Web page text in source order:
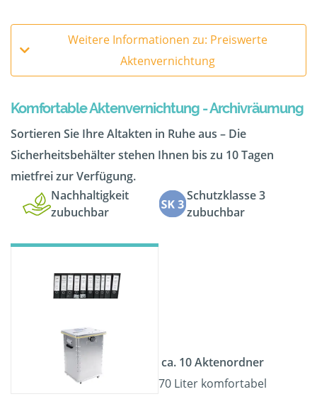
Weitere Informationen zu: Preiswerte
Aktenvernichtung
Komfortable Aktenvernichtung - Archivräumung
Sortieren Sie Ihre Altakten in Ruhe aus – Die
Sicherheitsbehälter stehen Ihnen bis zu 10 Tagen
mietfrei zur Verfügung.
Nachhaltigkeit
zubuchbar
Schutzklasse 3
zubuchbar
ca. 10 Aktenordner
70 Liter komfortabel